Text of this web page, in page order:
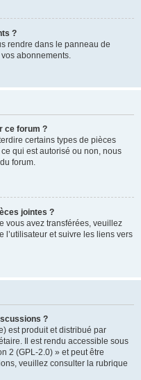
?
rendre dans le panneau de
abonnements.
ce forum ?
certains types de pièces
qui est autorisé ou non, nous
forum.
jointes ?
vous avez transférées, veuillez
l’utilisateur et suivre les liens vers
?
est produit et distribué par
Il est rendu accessible sous
2 (GPL-2.0) » et peut être
veuillez consulter la rubrique